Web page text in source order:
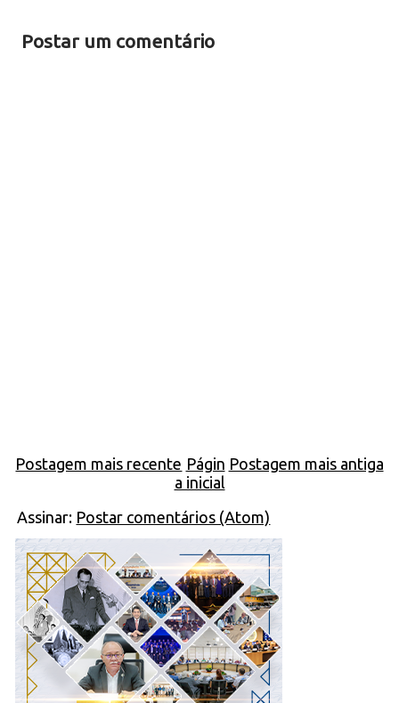
Postar um comentário
Postagem mais recente Postagem mais antiga
Págin
a inicial
Assinar: Postar comentários (Atom)